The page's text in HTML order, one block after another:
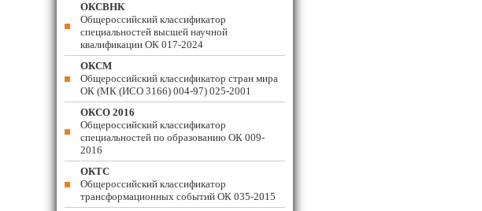
ОКСВНК
Общероссийский классификатор
специальностей высшей научной
квалификации ОК 017-2024
ОКСМ
Общероссийский классификатор стран мира
ОК (МК (ИСО 3166) 004-97) 025-2001
ОКСО 2016
Общероссийский классификатор
специальностей по образованию ОК 009-
2016
ОКТС
Общероссийский классификатор
трансформационных событий ОК 035-2015